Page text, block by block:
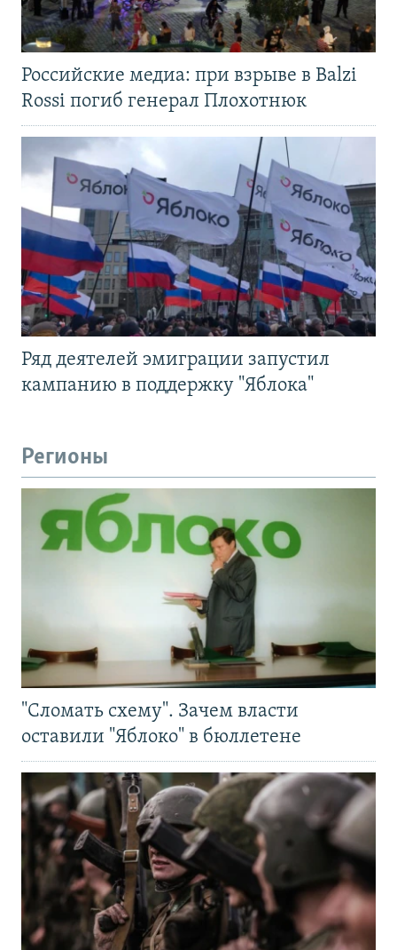
Российские медиа: при взрыве в Balzi
Rossi погиб генерал Плохотнюк
Ряд деятелей эмиграции запустил
кампанию в поддержку "Яблока"
Регионы
"Сломать схему". Зачем власти
оставили "Яблоко" в бюллетене